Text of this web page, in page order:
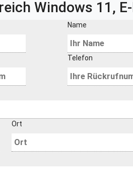
Windows 11,
Name
Telefon
Ort